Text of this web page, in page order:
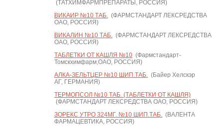
(ТАТХИМФАРМПРЕПАРАТЫ, РОССИЯ)
ВИКАИР №10 ТАБ.(ФАРМСТАНДАРТ ЛЕКСРЕДСТВА
ОАО, РОССИЯ)
ВИКАЛИН №10 ТАБ.(ФАРМСТАНДАРТ ЛЕКСРЕДСТВА
ОАО, РОССИЯ)
ТАБЛЕТКИ ОТ КАШЛЯ №10(Фармстандарт-
Томскхимфарм,ОАО, РОССИЯ)
АЛКА-ЗЕЛЬТЦЕР №10 ШИП.ТАБ.(Байер Хелскэр
АГ, ГЕРМАНИЯ)
ТЕРМОПСОЛ №10 ТАБ. (ТАБЛЕТКИ ОТ КАШЛЯ)
(ФАРМСТАНДАРТ ЛЕКСРЕДСТВА ОАО, РОССИЯ)
ЗОРЕКС УТРО 324МГ. №10 ШИП.ТАБ.(ВАЛЕНТА
ФАРМАЦЕВТИКА, РОССИЯ)